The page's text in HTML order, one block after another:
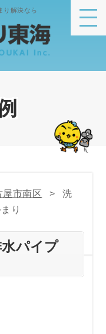
り解決なら
屋市南区
洗
り
パイプ